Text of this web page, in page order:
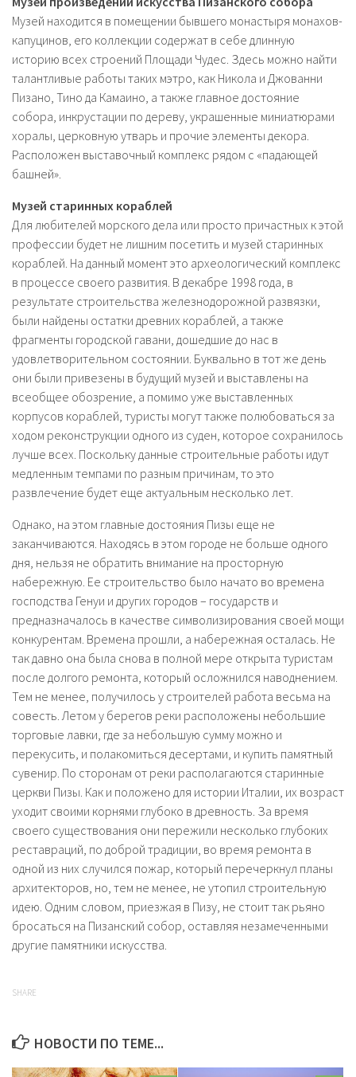
Музей находится в помещении бывшего монастыря монахов-
капуцинов, его коллекции содержат в себе длинную
историю всех строений Площади Чудес. Здесь можно найти
талантливые работы таких мэтро, как Никола и Джованни
Пизано, Тино да Камаино, а также главное достояние
собора, инкрустации по дереву, украшенные миниатюрами
хоралы, церковную утварь и прочие элементы декора.
Расположен выставочный комплекс рядом с «падающей
башней».
Музей старинных кораблей
Для любителей морского дела или просто причастных к этой
профессии будет не лишним посетить и музей старинных
кораблей. На данный момент это археологический комплекс
в процессе своего развития. В декабре 1998 года, в
результате строительства железнодорожной развязки,
были найдены остатки древних кораблей, а также
фрагменты городской гавани, дошедшие до нас в
удовлетворительном состоянии. Буквально в тот же день
они были привезены в будущий музей и выставлены на
всеобщее обозрение, а помимо уже выставленных
корпусов кораблей, туристы могут также полюбоваться за
ходом реконструкции одного из суден, которое сохранилось
лучше всех. Поскольку данные строительные работы идут
медленным темпами по разным причинам, то это
развлечение будет еще актуальным несколько лет.
Однако, на этом главные достояния Пизы еще не
заканчиваются. Находясь в этом городе не больше одного
дня, нельзя не обратить внимание на просторную
набережную. Ее строительство было начато во времена
господства Генуи и других городов – государств и
предназначалось в качестве символизирования своей мощи
конкурентам. Времена прошли, а набережная осталась. Не
так давно она была снова в полной мере открыта туристам
после долгого ремонта, который осложнился наводнением.
Тем не менее, получилось у строителей работа весьма на
совесть. Летом у берегов реки расположены небольшие
торговые лавки, где за небольшую сумму можно и
перекусить, и полакомиться десертами, и купить памятный
сувенир. По сторонам от реки располагаются старинные
церкви Пизы. Как и положено для истории Италии, их возраст
уходит своими корнями глубоко в древность. За время
своего существования они пережили несколько глубоких
реставраций, по доброй традиции, во время ремонта в
одной из них случился пожар, который перечеркнул планы
архитекторов, но, тем не менее, не утопил строительную
идею. Одним словом, приезжая в Пизу, не стоит так рьяно
бросаться на Пизанский собор, оставляя незамеченными
другие памятники искусства.
SHARE
НОВОСТИ ПО ТЕМЕ...